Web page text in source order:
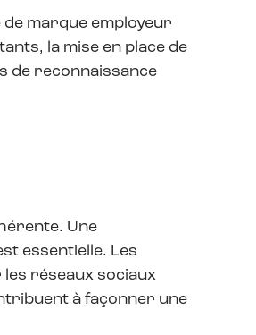
marque employeur
la mise en place de
de reconnaissance
Une
essentielle. Les
réseaux sociaux
à façonner une